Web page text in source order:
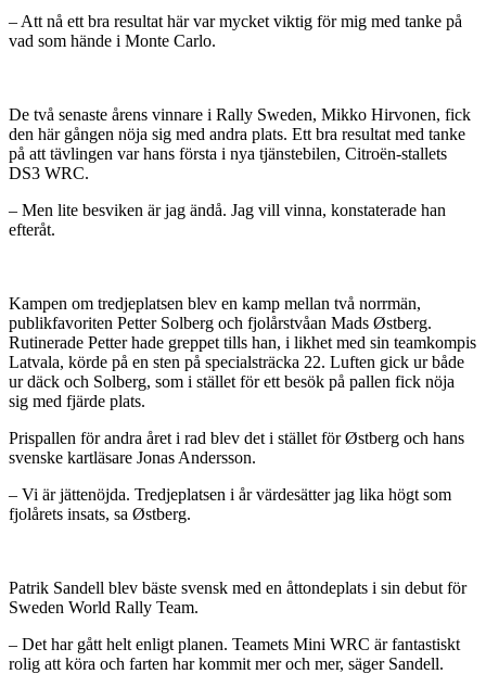
– Att nå ett bra resultat här var mycket viktig för mig med tanke på
vad som hände i Monte Carlo.
De två senaste årens vinnare i Rally Sweden, Mikko Hirvonen, fick
den här gången nöja sig med andra plats. Ett bra resultat med tanke
på att tävlingen var hans första i nya tjänstebilen, Citroën-stallets
DS3 WRC.
– Men lite besviken är jag ändå. Jag vill vinna, konstaterade han
efteråt.
Kampen om tredjeplatsen blev en kamp mellan två norrmän,
publikfavoriten Petter Solberg och fjolårstvåan Mads Østberg.
Rutinerade Petter hade greppet tills han, i likhet med sin teamkompis
Latvala, körde på en sten på specialsträcka 22. Luften gick ur både
ur däck och Solberg, som i stället för ett besök på pallen fick nöja
sig med fjärde plats.
Prispallen för andra året i rad blev det i stället för Østberg och hans
svenske kartläsare Jonas Andersson.
– Vi är jättenöjda. Tredjeplatsen i år värdesätter jag lika högt som
fjolårets insats, sa Østberg.
Patrik Sandell blev bäste svensk med en åttondeplats i sin debut för
Sweden World Rally Team.
– Det har gått helt enligt planen. Teamets Mini WRC är fantastiskt
rolig att köra och farten har kommit mer och mer, säger Sandell.